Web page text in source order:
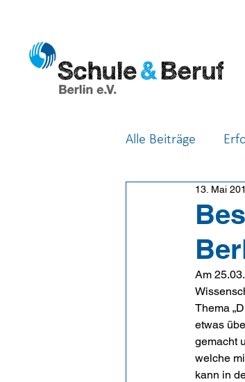
Alle Beiträge
Feste & Feiern
13. Mai
Am
Thema
etwas
gemacht
welche
kann in